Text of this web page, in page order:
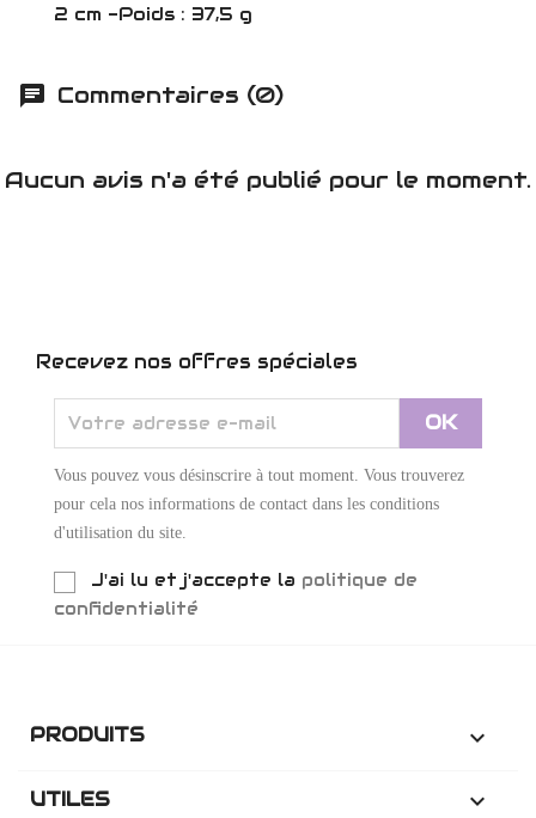
2 cm -Poids : 37,5 g
Commentaires (0)
Aucun avis n'a été publié pour le moment.
Recevez nos offres spéciales
Vous pouvez vous désinscrire à tout moment. Vous trouverez
pour cela nos informations de contact dans les conditions
d'utilisation du site.
J'ai lu et j'accepte la politique de
confidentialité
PRODUITS 
UTILES 